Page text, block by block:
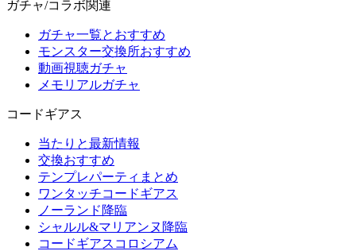
ガチャ/コラボ関連
ガチャ一覧とおすすめ
モンスター交換所おすすめ
動画視聴ガチャ
メモリアルガチャ
コードギアス
当たりと最新情報
交換おすすめ
テンプレパーティまとめ
ワンタッチコードギアス
ノーランド降臨
シャルル&マリアンヌ降臨
コードギアスコロシアム